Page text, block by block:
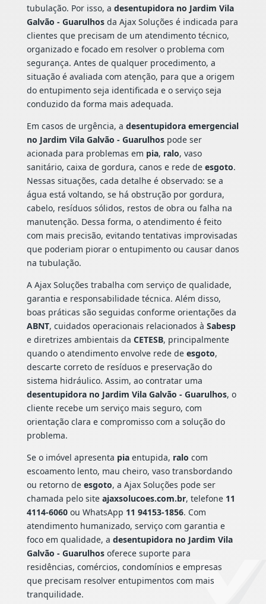
tubulação. Por isso, a desentupidora no Jardim Vila
Galvão - Guarulhosda Ajax Soluções é indicada para
clientes que precisam de um atendimento técnico,
organizado e focado em resolver o problema com
segurança. Antes de qualquer procedimento, a
situação é avaliada com atenção, para que a origem
do entupimento seja identificada e o serviço seja
conduzido da forma mais adequada.
Em casos de urgência, a desentupidora emergencial
no Jardim Vila Galvão - Guarulhospode ser
acionada para problemas em pia, ralo, vaso
sanitário, caixa de gordura, canos e rede de esgoto.
Nessas situações, cada detalhe é observado: se a
água está voltando, se há obstrução por gordura,
cabelo, resíduos sólidos, restos de obra ou falha na
manutenção. Dessa forma, o atendimento é feito
com mais precisão, evitando tentativas improvisadas
que poderiam piorar o entupimento ou causar danos
na tubulação.
A Ajax Soluções trabalha com serviço de qualidade,
garantia e responsabilidade técnica. Além disso,
boas práticas são seguidas conforme orientações da
ABNT, cuidados operacionais relacionados à Sabesp
e diretrizes ambientais da CETESB, principalmente
quando o atendimento envolve rede de esgoto,
descarte correto de resíduos e preservação do
sistema hidráulico. Assim, ao contratar uma
desentupidora no Jardim Vila Galvão - Guarulhos, o
cliente recebe um serviço mais seguro, com
orientação clara e compromisso com a solução do
problema.
Se o imóvel apresenta piaentupida, ralo com
escoamento lento, mau cheiro, vaso transbordando
ou retorno de esgoto, a Ajax Soluções pode ser
chamada pelo site ajaxsolucoes.com.br, telefone 11
4114-6060ou WhatsApp 11 94153-1856. Com
atendimento humanizado, serviço com garantia e
foco em qualidade, a desentupidora no Jardim Vila
Galvão - Guarulhosoferece suporte para
residências, comércios, condomínios e empresas
que precisam resolver entupimentos com mais
tranquilidade.